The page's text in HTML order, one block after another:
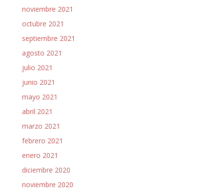
noviembre 2021
octubre 2021
septiembre 2021
agosto 2021
julio 2021
junio 2021
mayo 2021
abril 2021
marzo 2021
febrero 2021
enero 2021
diciembre 2020
noviembre 2020